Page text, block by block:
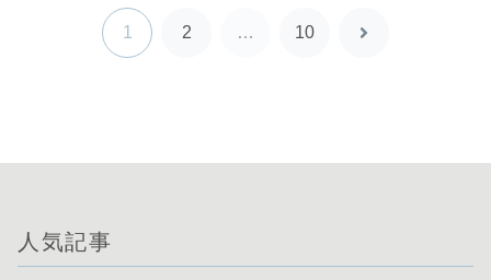
1 2 … 10
次
人気記事